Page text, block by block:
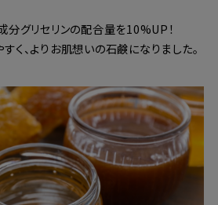
分グリセリンの配合量を10%UP！
く、よりお肌想いの石鹸になりました。